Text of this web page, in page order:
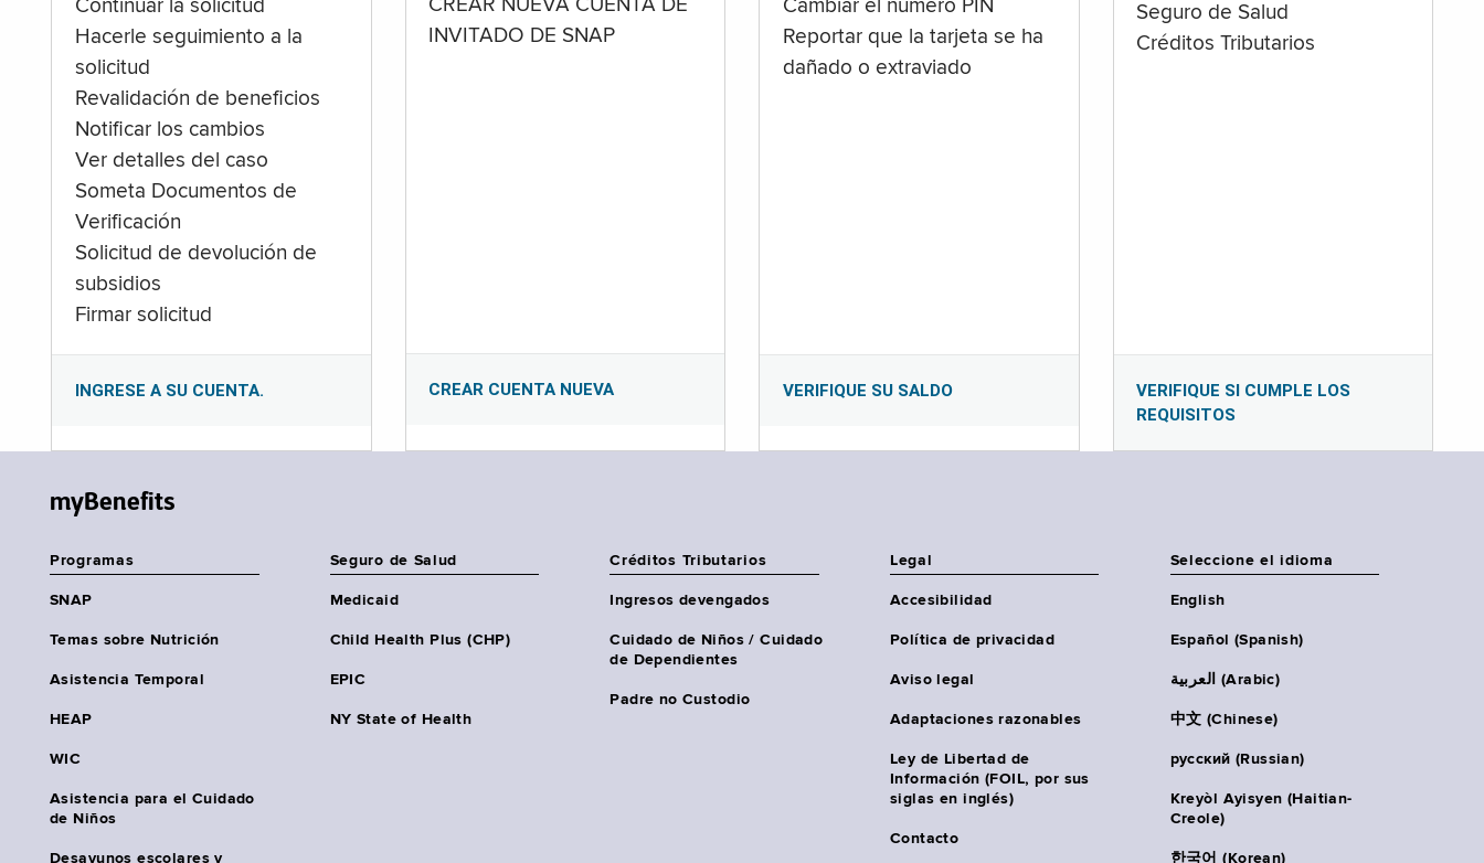
Continuar la solicitud
Hacerle seguimiento a la
solicitud
Revalidación de beneficios
Notificar los cambios
Ver detalles del caso
Someta Documentos de
Verificación
Solicitud de devolución de
subsidios
Firmar solicitud
INGRESE A SU CUENTA.
CREAR NUEVA CUENTA DE
INVITADO DE SNAP
CREAR CUENTA NUEVA
Cambiar el número PIN
Reportar que la tarjeta se ha
dañado o extraviado
VERIFIQUE SU SALDO
Seguro de Salud
Créditos Tributarios
VERIFIQUE SI CUMPLE LOS
REQUISITOS
myBenefits
Programas
SNAP
Temas sobre Nutrición
Asistencia Temporal
HEAP
WIC
Asistencia para el Cuidado
de Niños
Desayunos escolares y
Seguro de Salud
Medicaid
Child Health Plus (CHP)
EPIC
NY State of Health
Créditos Tributarios
Ingresos devengados
Cuidado de Niños / Cuidado
de Dependientes
Padre no Custodio
Legal
Accesibilidad
Política de privacidad
Aviso legal
Adaptaciones razonables
Ley de Libertad de
Información (FOIL, por sus
siglas en inglés)
Contacto
Seleccione el idioma
English
Español (Spanish)
العربية (Arabic)
中文 (Chinese)
русский (Russian)
Kreyòl Ayisyen (Haitian-
Creole)
한국어 (Korean)